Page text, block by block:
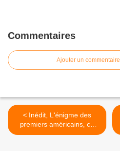
Commentaires
Ajouter un commentaire
< Inédit, L'énigme des
premiers américains, ce
soir à 20h50 sur France 5